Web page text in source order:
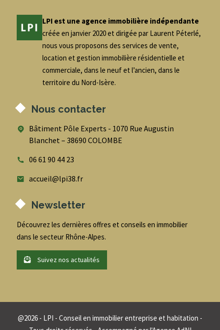
LPI est une agence immobilière indépendante
créée en janvier 2020 et dirigée par Laurent Péterlé,
nous vous proposons des services de vente,
location et gestion immobilière résidentielle et
commerciale, dans le neuf et l’ancien, dans le
territoire du Nord-Isère.
Nous contacter
Bâtiment Pôle Experts - 1070 Rue Augustin
Blanchet – 38690 COLOMBE
06 61 90 44 23
accueil@lpi38.fr
Newsletter
Découvrez les dernières offres et conseils en immobilier
dans le secteur Rhône-Alpes.
Suivez nos actualités
@2026 - LPI - Conseil en immobilier entreprise et habitation -